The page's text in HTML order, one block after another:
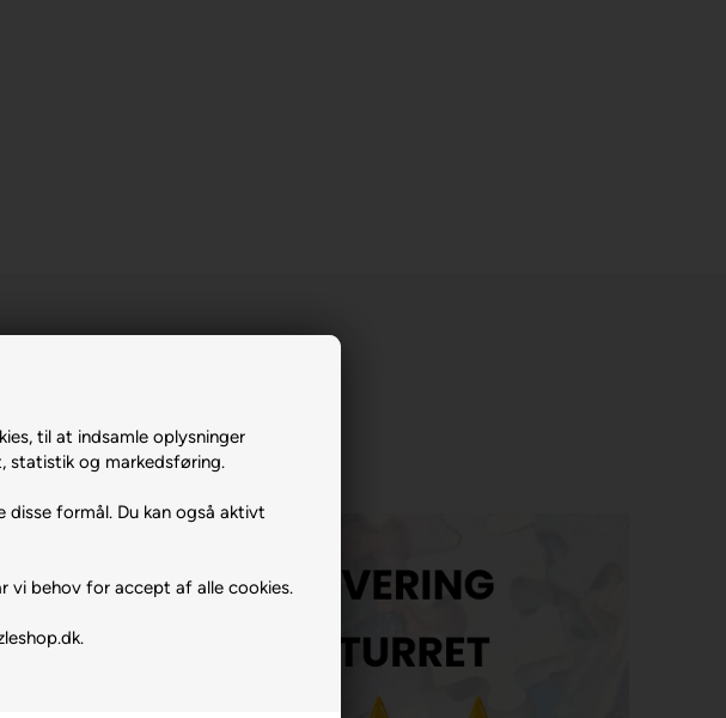
til at indsamle oplysninger
statistik og markedsføring.
formål. Du kan også aktivt
vi behov for accept af alle cookies.